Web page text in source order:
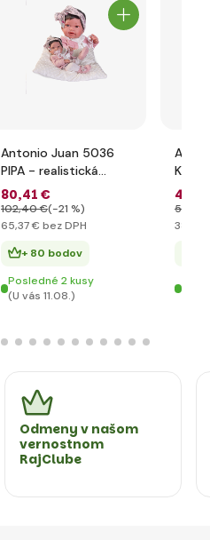
Antonio Juan 5036
PIPA - realistická
bábika - bábätko 42
cm
80,41 €
102,40 €(-21 %)
65,37 € bez DPH
+ 80 bodov
Posledné 2 kusy
(U vás 11.08.)
KIKA
47
56
38
Odmeny v našom
vernostnom
RajClube